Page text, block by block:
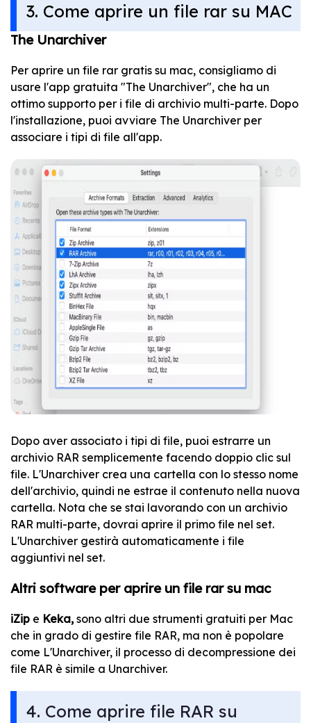
3. Come aprire un file rar su MAC
The Unarchiver
Per aprire un file rar gratis su mac, consigliamo di
usare l'app gratuita "The Unarchiver", che ha un
ottimo supporto per i file di archivio multi-parte. Dopo
l'installazione, puoi avviare The Unarchiver per
associare i tipi di file all'app.
Dopo aver associato i tipi di file, puoi estrarre un
archivio RAR semplicemente facendo doppio clic sul
file. L'Unarchiver crea una cartella con lo stesso nome
dell'archivio, quindi ne estrae il contenuto nella nuova
cartella. Nota che se stai lavorando con un archivio
RAR multi-parte, dovrai aprire il primo file nel set.
L'Unarchiver gestirà automaticamente i file
aggiuntivi nel set.
Altri software per aprire un file rar su mac
iZip e Keka,sono altri due strumenti gratuiti per Mac
che in grado di gestire file RAR, ma non è popolare
come L'Unarchiver, il processo di decompressione dei
file RAR è simile a Unarchiver.
4. Come aprire file RAR su